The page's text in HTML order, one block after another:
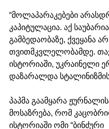
“მოლაპარაკებები
კაპიტულაცია. აქ საუბარია
გამბედაობაზე, ქვეყანა
თვითმკვლელობამდე.
ისტორიაში, უკრაინელი
დაზარალდა
პაპმა გაამყარა
მოსაზრება, რომ
ისტორიაში ომი “ბინძური